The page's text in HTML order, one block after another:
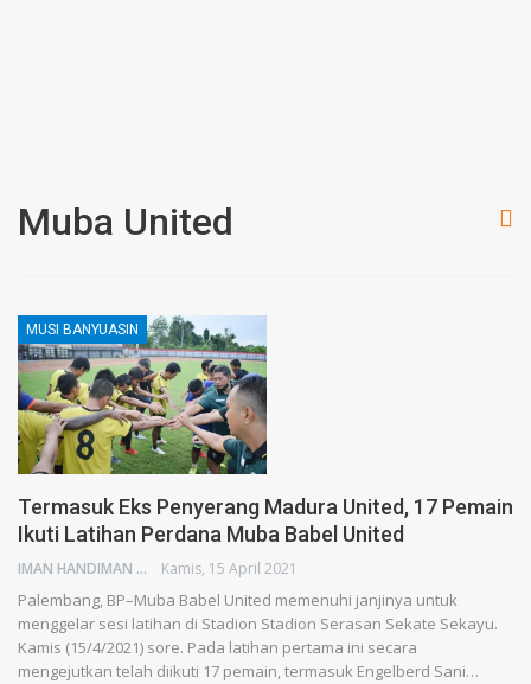
Muba United
MUSI BANYUASIN
Termasuk Eks Penyerang Madura United, 17 Pemain
Ikuti Latihan Perdana Muba Babel United
IMAN HANDIMAN Kamis, 15 April 2021
Palembang, BP–Muba Babel United memenuhi janjinya untuk
menggelar sesi latihan di Stadion Stadion Serasan Sekate Sekayu.
Kamis (15/4/2021) sore. Pada latihan pertama ini secara
mengejutkan telah diikuti 17 pemain, termasuk Engelberd Sani…